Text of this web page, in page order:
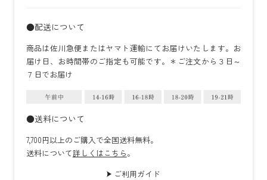
●配送について
商品は佐川急便またはヤマト運輸にてお届けいたします。お
届け日、お時間帯のご指定も可能です。＊ご注文から３日～
７日でお届け
●送料について
7,700円以上のご購入で全国送料無料。
送料について詳しくはこちら。
ご利用ガイド